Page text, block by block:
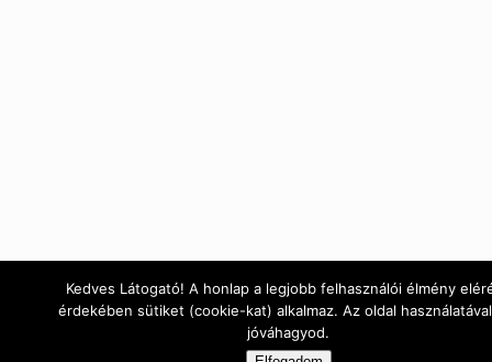
Kedves Látogató! A honlap a legjobb felhasználói élmény
érdekében sütiket (cookie-kat) alkalmaz. Az oldal
jóváhagyod.